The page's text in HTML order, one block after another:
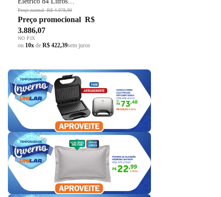
BOC84AE+Micro-ondas 32 Litros
BM146AE Preto 220V
Preço normalR$ 4.978,99
Preço promocional R$
3.886,07
NO PIX
ou 10x de R$ 422,39sem juros